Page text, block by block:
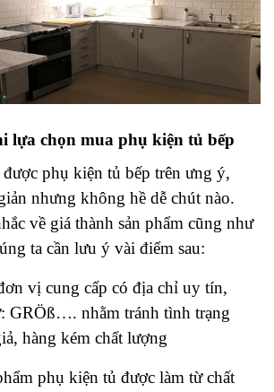
lựa chọn mua phụ kiện tủ bếp
phụ kiện tủ bếp trên ưng ý,
nhưng không hề dễ chút nào.
về giá thành sản phẩm cũng như
ta cần lưu ý vài điểm sau:
vị cung cấp có địa chỉ uy tín,
GRÖß…. nhằm tránh tình trạng
hàng kém chất lượng
phụ kiện tủ được làm từ chất